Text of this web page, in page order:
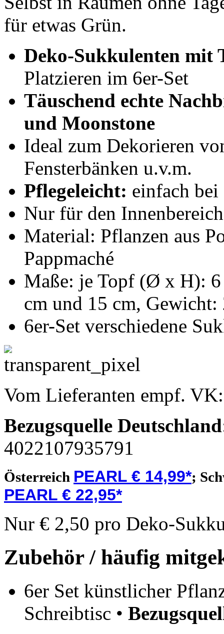
für etwas Grün.
Deko-Sukkulenten mit
Platzieren im 6er-Set
Täuschend echte
und Moonstone
Ideal zum Dekorieren
Fensterbänken u.v.m.
Pflegeleicht: einfach
Nur für den
Material: Pflanzen aus
Pappmaché
Maße: je Topf (Ø x H): 6
cm und 15 cm, Gewicht:
6er-Set verschiedene
Vom Lieferanten empf.
Bezugsquelle Deutschland
4022107935791
Österreich PEARL € 14,99*;
PEARL € 22,95*
Nur € 2,50 pro Deko-
Zubehör / häufig
6er Set künstlicher
Schreibtisc •